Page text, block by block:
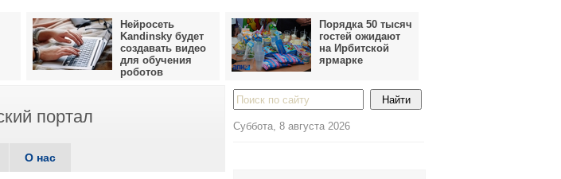
Нейросеть
Kandinsky будет
создавать видео
для обучения
роботов
Порядка 50 тысяч
гостей ожидают
на Ирбитской
ярмарке
портал
О нас
Суббота, 8 августа 2026